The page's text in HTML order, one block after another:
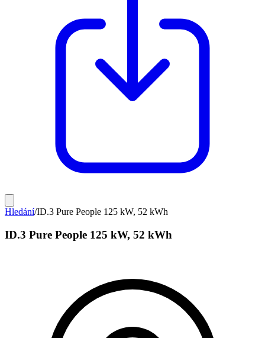
Hledání/ID.3 Pure People 125 kW, 52 kWh
ID.3 Pure People 125 kW, 52 kWh